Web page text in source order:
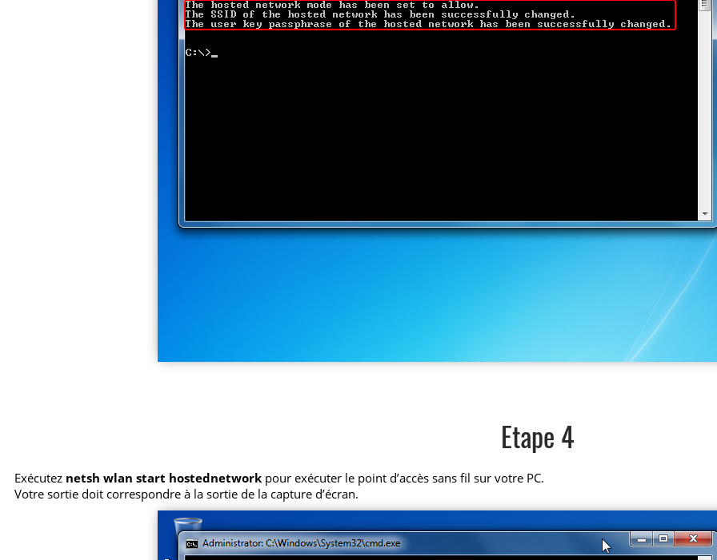
Etape 4
Exécutez netsh wlan start hostednetwork pour exécuter le point d’accès sans fil sur votre PC.
Votre sortie doit correspondre à la sortie de la capture d’écran.